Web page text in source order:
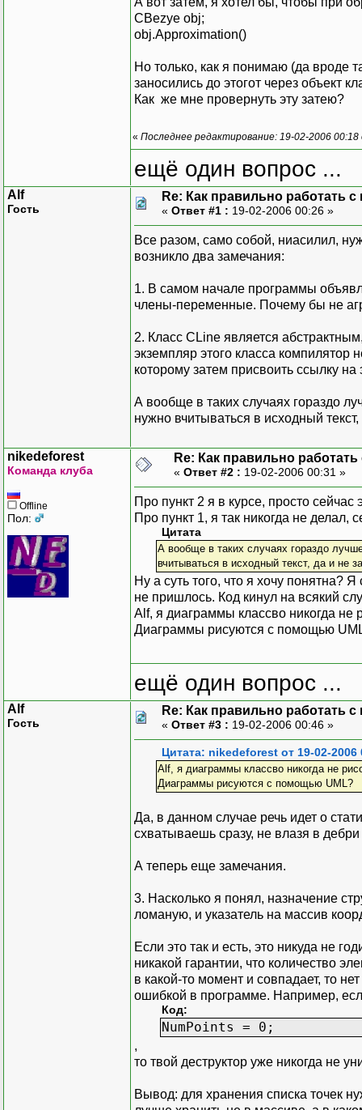
PInfo-
}
bool
{
char s[5];
itoa(NumPoints,s,10);
return true;
}
bool
{
return true;
}
break;
case WM_PAINT:
hdc =
//
break;
delete
break;
default:
}
return 0;
}
CBezye obj;
obj.Approximation()
Но только, как я понимаю (да вроде
заносились до этогот через объект
Как же мне провернуть эту затею?
« Последнее редактирование: 19-02-2006
ещё один вопрос ...
Alf
Гость
Re: Как правильно работать с
« Ответ #1 : 19-02-2006 00:26 »
Все разом, само собой, ниасилил,
возникло два замечания:
1. В самом начале программы
члены-переменные. Почему бы не
2. Класс CLine является
экземпляр этого класса компилятор
которому затем присвоить ссылку
А вообще в таких случаях гораздо
нужно вчитываться в исходный
nikedeforest
Команда клуба
Offline
Пол:
Re: Как правильно
« Ответ #2 : 19-02-2006 00:31 »
Про пункт 2 я в курсе, просто
Про пункт 1, я так никогда не делал,
Цитата
А вообще в таких случаях гораздо
вчитываться в исходный текст, да и не
Ну а суть того, что я хочу понятна?
не пришлось. Код кинул на всякий
Alf, я диаграммы классво никогда
Диаграммы рисуются с помощью
ещё один вопрос ...
Alf
Гость
Re: Как правильно работать с
« Ответ #3 : 19-02-2006 00:46 »
Цитата: nikedeforest от 19-02-2006
Alf, я диаграммы классво никогда не
Диаграммы рисуются с помощью UML?
Да, в данном случае речь идет о
схватываешь сразу, не влазя в
А теперь еще замечания.
3. Насколько я понял, назначение
ломаную, и указатель на массив
Если это так и есть, это никуда не
никакой гарантии, что количество
в какой-то момент и совпадает, то
ошибкой в программе. Например,
Код:
NumPoints = 0;
,
то твой деструктор уже никогда не
Вывод: для хранения списка точек